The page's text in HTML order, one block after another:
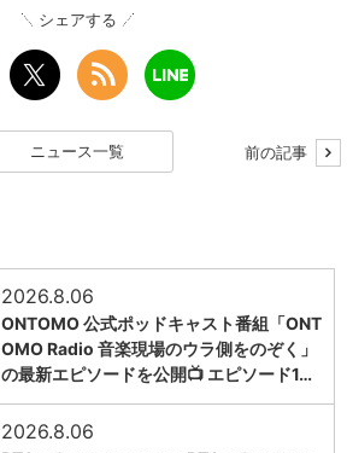
シェアする
ニュース一覧 前の記事
2026.8.06
ONTOMO 公式ポッドキャスト番組「ONT
OMO Radio 音楽現場のウラ側をのぞく」
の最新エピソードを公開📺 エピソード1…
2026.8.06